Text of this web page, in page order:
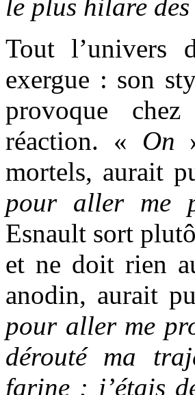
le plus hilare des
Tout l’univers
exergue : son
provoque chez
réaction. « On
mortels, aurait
pour aller me
Esnault sort
et ne doit rien
anodin, aurait
pour aller me
dérouté ma
farine : j’étais